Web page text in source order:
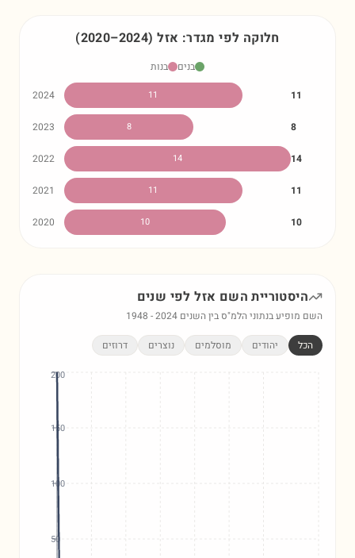
חלוקה לפי מגדר: אזל (2020–2024)
בנים
בנות
2024
11 11
2023 8 8
2022 14 14
2021 11 11
2020 10 10
היסטוריית השם אזללפי שנים
השם מופיע בנתוני הלמ"ס בין השנים 1948 -2024
הכל יהודים מוסלמים נוצרים דרוזים
50
100
150
200